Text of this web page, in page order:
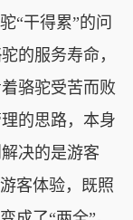
“干得累”的问
的服务寿命，
骆驼受苦而败
的思路，本身
决的是游客
客体验，既照